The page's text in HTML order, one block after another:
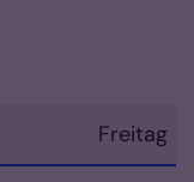
Freitag